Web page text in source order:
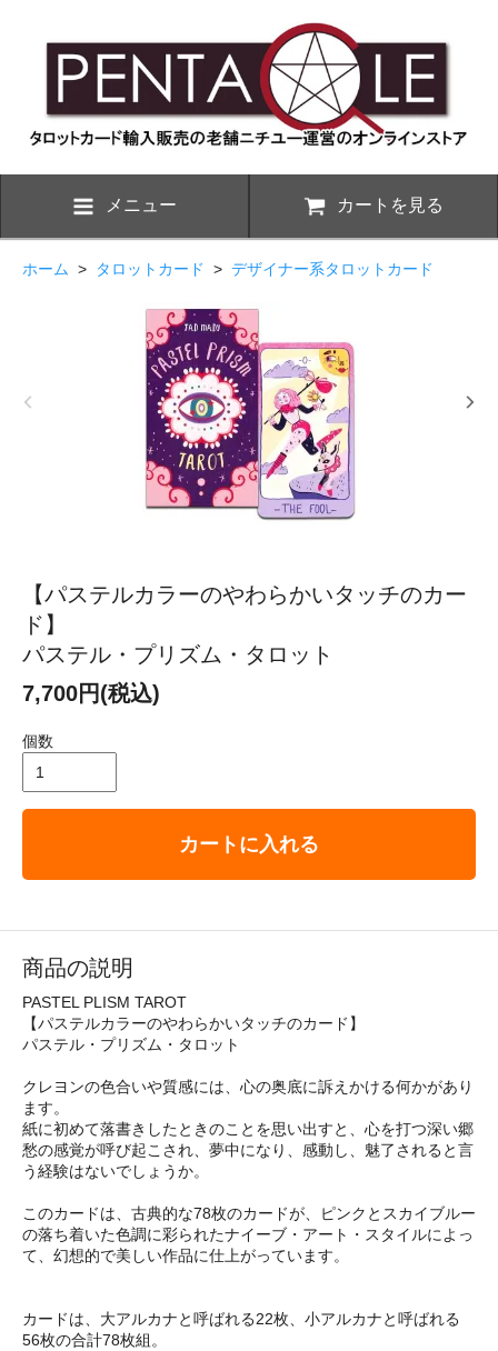
メニュー カートを見る
ホーム > タロットカード > デザイナー系タロットカード
【パステルカラーのやわらかいタッチのカー
ド】
パステル・プリズム・タロット
7,700円(税込)
個数
カートに入れる
商品の説明
PASTEL PLISM TAROT
【パステルカラーのやわらかいタッチのカード】
パステル・プリズム・タロット
クレヨンの色合いや質感には、心の奥底に訴えかける何かがあり
ます。
紙に初めて落書きしたときのことを思い出すと、心を打つ深い郷
愁の感覚が呼び起こされ、夢中になり、感動し、魅了されると言
う経験はないでしょうか。
このカードは、古典的な78枚のカードが、ピンクとスカイブルー
の落ち着いた色調に彩られたナイーブ・アート・スタイルによっ
て、幻想的で美しい作品に仕上がっています。
カードは、大アルカナと呼ばれる22枚、小アルカナと呼ばれる
56枚の合計78枚組。